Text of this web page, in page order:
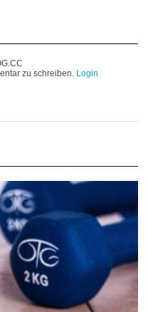
zu schreiben. Login